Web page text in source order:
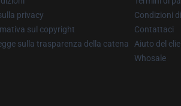
privacy
sul copyright
sulla trasparenza della catena
Condizioni
Contattaci
Aiuto del
Whosale